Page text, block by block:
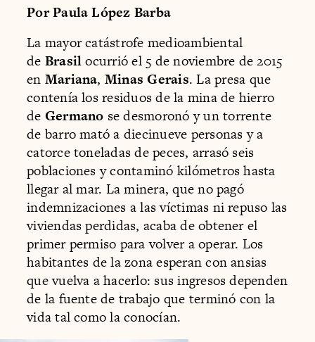
Por Paula López Barba
La mayor catástrofe medioambiental
de Brasilocurrió el 5 de noviembre de 2015
en Mariana, Minas Gerais. La presa que
contenía los residuos de la mina de hierro
de Germano se desmoronó y un torrente
de barro mató a diecinueve personas y a
catorce toneladas de peces, arrasó seis
poblaciones y contaminó kilómetros hasta
llegar al mar. La minera, que no pagó
indemnizaciones a las víctimas ni repuso las
viviendas perdidas, acaba de obtener el
primer permiso para volver a operar. Los
habitantes de la zona esperan con ansias
que vuelva a hacerlo: sus ingresos dependen
de la fuente de trabajo que terminó con la
vida tal como la conocían.